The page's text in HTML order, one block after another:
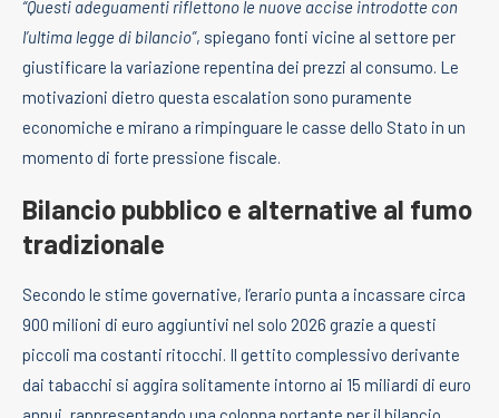
“Questi adeguamenti riflettono le nuove accise introdotte con
l’ultima legge di bilancio”, spiegano fonti vicine al settore per
giustificare la variazione repentina dei prezzi al consumo. Le
motivazioni dietro questa escalation sono puramente
economiche e mirano a rimpinguare le casse dello Stato in un
momento di forte pressione fiscale.
Bilancio pubblico e alternative al fumo
tradizionale
Secondo le stime governative, l’erario punta a incassare circa
900 milioni di euro aggiuntivi nel solo 2026 grazie a questi
piccoli ma costanti ritocchi. Il gettito complessivo derivante
dai tabacchi si aggira solitamente intorno ai 15 miliardi di euro